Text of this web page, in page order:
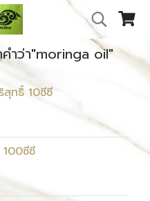
ำว่า"moringa oil"
สุทธิ์ 10ซีซี
ซีซี